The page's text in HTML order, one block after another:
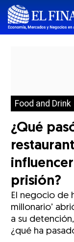
Food and Drink
¿Qué
prisión?
El negocio de
millonario’
a su
¿qué ha